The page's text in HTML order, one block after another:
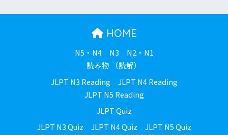
HOME
N5・N4 N3
N2・N1
読み物 （読解）
JLPT N3 Reading
JLPT N4 Reading
JLPT N5 Reading
JLPT Quiz
JLPT N3 Quiz
JLPT N4 Quiz JLPT N5 Quiz